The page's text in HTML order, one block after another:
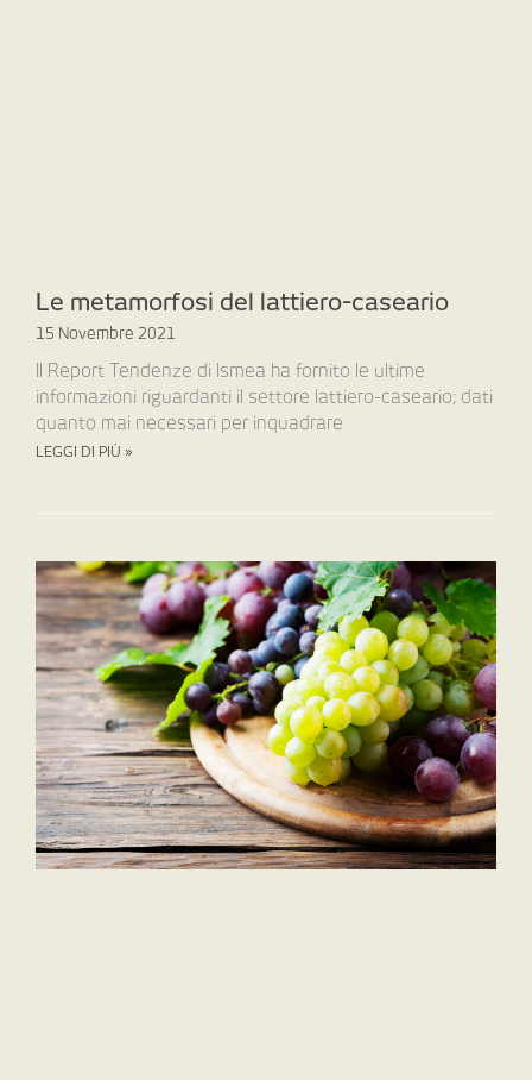
Le metamorfosi del lattiero-caseario
15 Novembre 2021
Il Report Tendenze di Ismea ha fornito le ultime
informazioni riguardanti il settore lattiero-caseario; dati
quanto mai necessari per inquadrare
LEGGI DI PIÙ »